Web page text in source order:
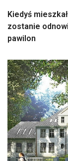
Kiedyś
zostanie
pawilon